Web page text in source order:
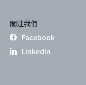
關注我們
Facebook
LinkedIn